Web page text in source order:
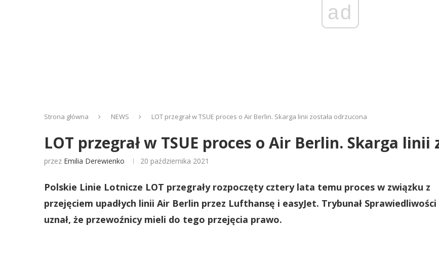
ad
Strona główna NEWS LOT przegrał w TSUE proces o Air Berlin. Skarga linii została odrzucona
LOT przegrał w TSUE proces o Air Berlin. Skarga linii
przez Emilia Derewienko 20 października 2021
Polskie Linie Lotnicze LOT przegrały rozpoczęty cztery lata temu proces w związku z
przejęciem upadłych linii Air Berlin przez Lufthansę i easyJet. Trybunał Sprawiedliwości
uznał, że przewoźnicy mieli do tego przejęcia prawo.